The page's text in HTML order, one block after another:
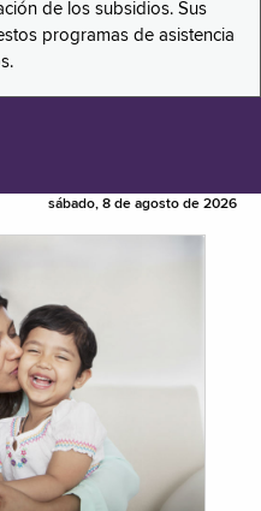
de los subsidios. Sus
programas de asistencia
sábado, 8 de agosto de 2026